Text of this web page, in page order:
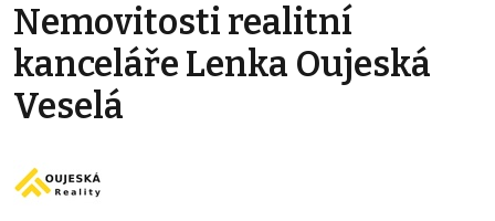
Nemovitosti realitní
kanceláře Lenka Oujeská
Veselá